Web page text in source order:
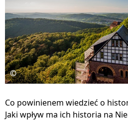
©
Co powinienem wiedzieć o
Jaki wpływ ma ich historia na